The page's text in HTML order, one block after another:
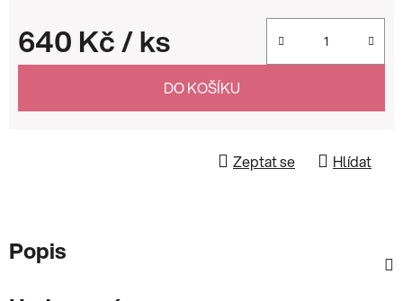
640 Kč/ ks
Měrná cena:
DO KOŠÍKU
Zeptat se Hlídat
Popis